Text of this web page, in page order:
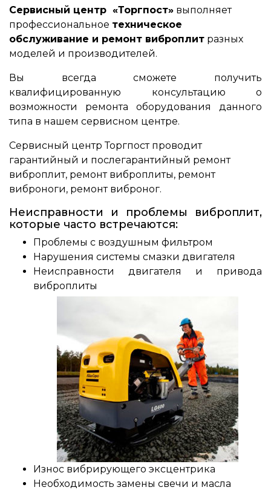
Сервисный центр «Торгпост» выполняет
профессиональное техническое
обслуживание и ремонт виброплит разных
моделей и производителей.
Вы всегда сможете получить
квалифицированную консультацию о
возможности ремонта оборудования данного
типа в нашем сервисном центре.
Сервисный центр Торгпост проводит
гарантийный и послегарантийный ремонт
виброплит, ремонт виброплиты, ремонт
виброноги, ремонт виброног.
Неисправности и проблемы виброплит,
которые часто встречаются:
Проблемы с воздушным фильтром
Нарушения системы смазки двигателя
Неисправности двигателя и привода
виброплиты
Износ вибрирующего эксцентрика
Необходимость замены свечи и масла